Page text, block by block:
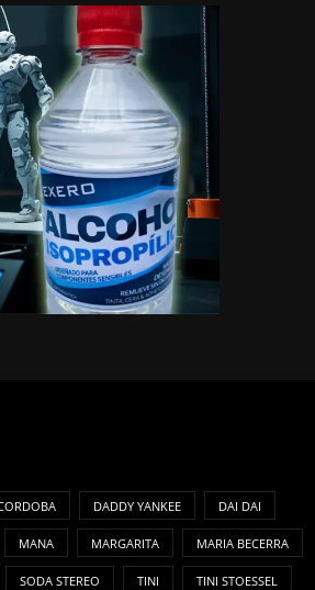
DADDY YANKEE DAI DAI
MANA MARGARITA MARIA BECERRA
SODA STEREO TINI TINI STOESSEL